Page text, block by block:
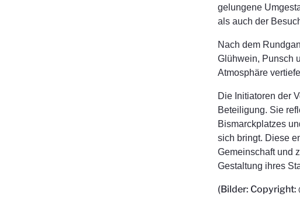
gelungene
als auch der
Nach dem
Glühwein, Punsch
Atmosphäre
Die Initiatoren der
Beteiligung. Sie
Bismarckplatzes
sich bringt. Diese
Gemeinschaft und
Gestaltung ihres
(Bilder: